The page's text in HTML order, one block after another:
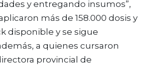
y entregando insumos”,
más de 158.000 dosis y
disponible y se sigue
a quienes cursaron
provincial de